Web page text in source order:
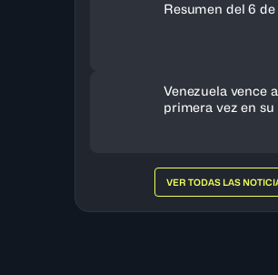
Resumen del 6 de
Venezuela vence
primera vez en
VER TODAS LAS